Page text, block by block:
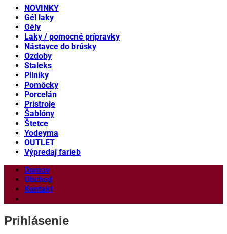
NOVINKY
Gél laky
Gély
Laky / pomocné prípravky
Nástavce do brúsky
Ozdoby
Staleks
Pilníky
Pomôcky
Porcelán
Prístroje
Šablóny
Štetce
Yodeyma
OUTLET
Výpredaj farieb
Domov
Obchod
Kontakt
Prihlásenie